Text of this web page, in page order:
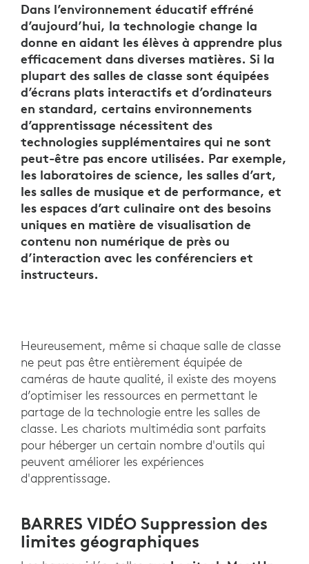
Dans l’environnement éducatif effréné
d’aujourd’hui, la technologie change la
donne en aidant les élèves à apprendre plus
efficacement dans diverses matières. Si la
plupart des salles de classe sont équipées
d’écrans plats interactifs et d’ordinateurs
en standard, certains environnements
d’apprentissage nécessitent des
technologies supplémentaires qui ne sont
peut-être pas encore utilisées. Par exemple,
les laboratoires de science, les salles d’art,
les salles de musique et de performance, et
les espaces d’art culinaire ont des besoins
uniques en matière de visualisation de
contenu non numérique de près ou
d’interaction avec les conférenciers et
instructeurs.
Heureusement, même si chaque salle de classe
ne peut pas être entièrement équipée de
caméras de haute qualité, il existe des moyens
d’optimiser les ressources en permettant le
partage de la technologie entre les salles de
classe. Les chariots multimédia sont parfaits
pour héberger un certain nombre d'outils qui
peuvent améliorer les expériences
d'apprentissage.
BARRES VIDÉO Suppression des
limites géographiques